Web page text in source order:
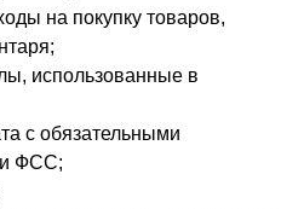
на покупку товаров,
использованные в
с обязательными
и ФСС;